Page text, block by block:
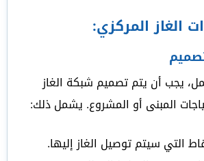
الغاز المركزي:
يجب أن يتم تصميم شبكة الغاز
المبنى أو المشروع. يشمل ذلك:
التي سيتم توصيل الغاز إليها.